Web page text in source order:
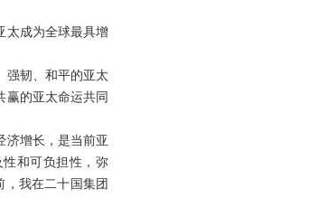
太成为全球最具增
强韧、和平的亚太
赢的亚太命运共同
济增长，是当前亚
和可负担性，弥
，我在二十国集团